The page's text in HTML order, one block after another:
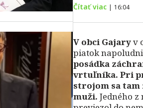
Čítať viac | 16:04
V obci Gajaryv
piatok
posádka
vrtuľníka. Pri
strojom sa
muži. Jedného